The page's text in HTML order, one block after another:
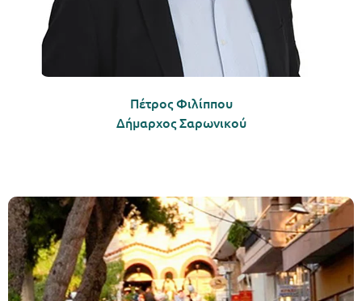
Πέτρος Φιλίππου
Δήμαρχος Σαρωνικού